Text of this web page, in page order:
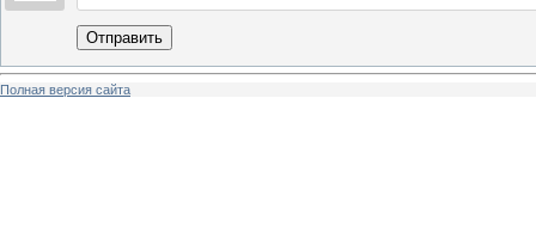
Отправить
Полная версия сайта